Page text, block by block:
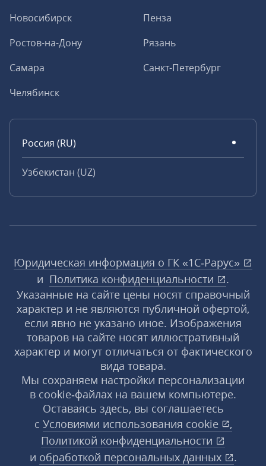
Новосибирск
Пенза
Ростов-на-Дону
Рязань
Самара
Санкт-Петербург
Челябинск
Россия (RU)
Узбекистан (UZ)
Юридическая информация о ГК «1С‑Рарус»
и Политика конфиденциальности
.
Указанные на сайте цены носят справочный
характер и не являются публичной офертой,
если явно не указано иное. Изображения
товаров на сайте носят иллюстративный
характер и могут отличаться от фактического
вида товара.
Мы сохраняем настройки персонализации
в cookie‑файлах на вашем компьютере.
Оставаясь здесь, вы соглашаетесь
с Условиями использования cookie
,
Политикой конфиденциальности
и обработкой персональных данных
.